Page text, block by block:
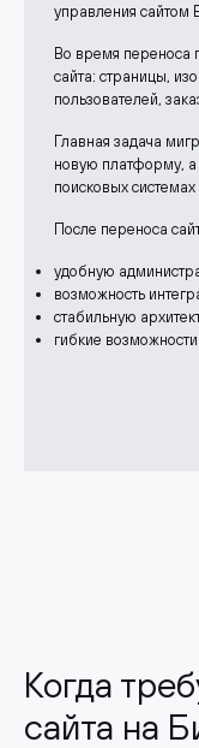
управления сайтом
Во время переноса
сайта: страницы,
пользователей,
Главная задача
новую платформу, а
поисковых
После переноса
удобную
возможность
стабильную
гибкие
Когда
сайта на